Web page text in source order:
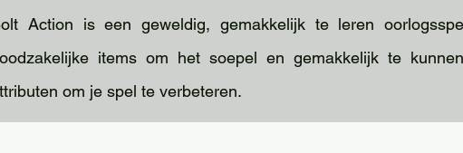
Action is een geweldig, gemakkelijk te leren
items om het soepel en gemakkelijk te
om je spel te verbeteren.